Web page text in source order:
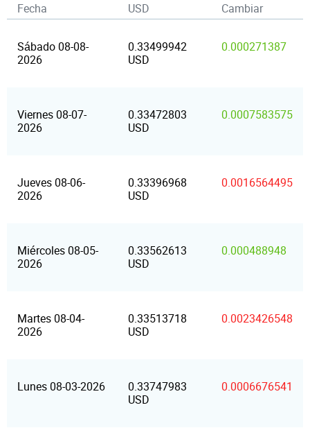
Fecha USD Cambiar
Sábado 08-08-
2026
0.33499942
USD
0.000271387
Viernes 08-07-
2026
0.33472803
USD
0.0007583575
Jueves 08-06-
2026
0.33396968
USD
0.0016564495
Miércoles 08-05-
2026
0.33562613
USD
0.000488948
Martes 08-04-
2026
0.33513718
USD
0.0023426548
Lunes 08-03-2026
0.33747983
USD
0.0006676541